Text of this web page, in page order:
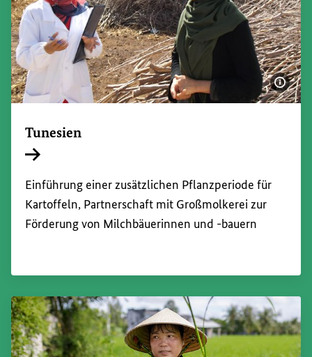
Tunesien
Einführung einer zusätzlichen Pflanzperiode für
Kartoffeln, Partnerschaft mit Großmolkerei zur
Förderung von Milchbäuerinnen und -bauern